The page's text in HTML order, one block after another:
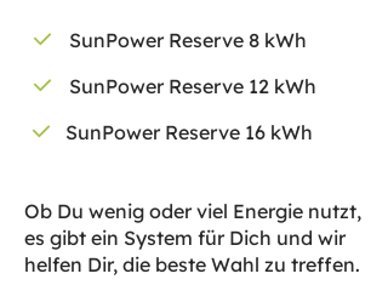
SunPower Reserve 8 kWh
SunPower Reserve 12 kWh
SunPower Reserve 16 kWh
Ob Du wenig oder viel Energie nutzt,
es gibt ein System für Dich und wir
helfen Dir, die beste Wahl zu treffen.